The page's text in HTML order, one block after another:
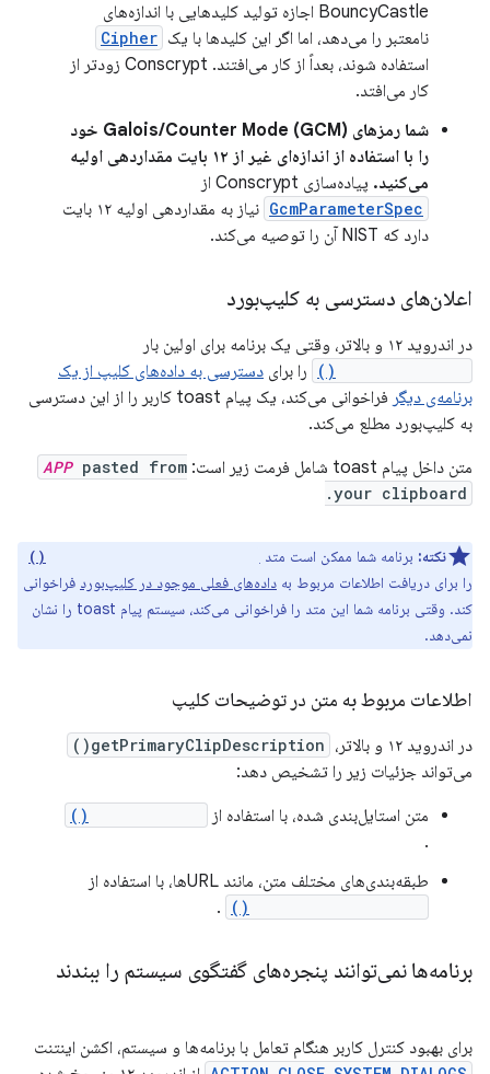
BouncyCastle اجازه تولید کلیدهایی با اندازه‌های
نامعتبر را می‌دهد، اما اگر این کلیدها با یک Cipher
استفاده شوند، بعداً از کار می‌افتند. Conscrypt زودتر از
کار می‌افتد.
شما رمزهای Galois/Counter Mode (GCM) خود
را با استفاده از اندازه‌ای غیر از ۱۲ بایت مقداردهی اولیه
می‌کنید. پیاده‌سازی Conscrypt از
GcmParameterSpec
نیاز به مقداردهی اولیه ۱۲ بایت
دارد که NIST آن را توصیه می‌کند.
اعلان‌های دسترسی به کلیپ‌بورد
در اندروید ۱۲ و بالاتر، وقتی یک برنامه برای اولین بار
را برای دسترسی به داده‌های کلیپ از یک
برنامه‌ی دیگر
فراخوانی می‌کند، یک پیام toast کاربر را از این دسترسی
به کلیپ‌بورد مطلع می‌کند.
متن داخل پیام toast شامل فرمت زیر است:
APPpasted from
your clipboard.
نکته: برنامه شما ممکن است متد
را برای دریافت اطلاعات مربوط به داده‌های فعلی موجود در کلیپ‌بورد فراخوانی
کند. وقتی برنامه شما این متد را فراخوانی می‌کند، سیستم پیام toast را نشان
نمی‌دهد.
اطلاعات مربوط به متن در توضیحات کلیپ
در اندروید ۱۲ و بالاتر، getPrimaryClipDescription()
می‌تواند جزئیات زیر را تشخیص دهد:
متن استایل‌بندی شده، با استفاده از
.
طبقه‌بندی‌های مختلف متن، مانند URLها، با استفاده از
.
برنامه‌ها نمی‌توانند پنجره‌های گفتگوی سیستم را ببندند
برای بهبود کنترل کاربر هنگام تعامل با برنامه‌ها و سیستم، اکشن اینتنت